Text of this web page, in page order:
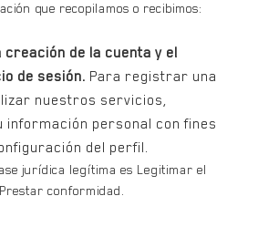
que recopilamos o recibimos:
de la cuenta y el
de sesión. Para registrar una
nuestros servicios,
información personal con fines
del perfil.
legítima es Legitimar el
conformidad.